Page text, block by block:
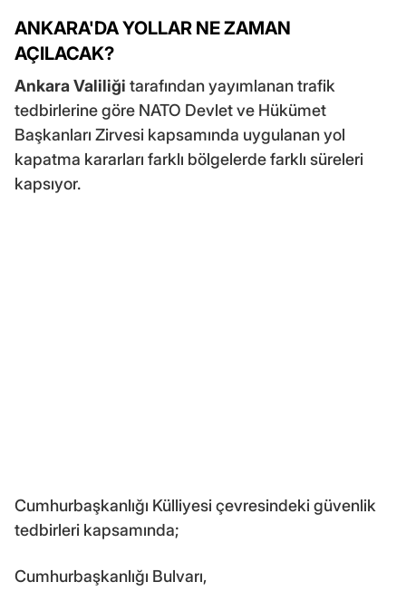
ANKARA'DA YOLLAR NE ZAMAN
AÇILACAK?
Ankara Valiliği tarafından yayımlanan trafik
tedbirlerine göre NATO Devlet ve Hükümet
Başkanları Zirvesi kapsamında uygulanan yol
kapatma kararları farklı bölgelerde farklı süreleri
kapsıyor.
Cumhurbaşkanlığı Külliyesi çevresindeki güvenlik
tedbirleri kapsamında;
Cumhurbaşkanlığı Bulvarı,